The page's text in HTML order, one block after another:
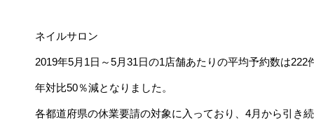
ネイルサロン
2019年5月1日～5月31日の1店舗あたりの平均予約数は
年対比50％減となりました。
各都道府県の休業要請の対象に入っており、4月から引き